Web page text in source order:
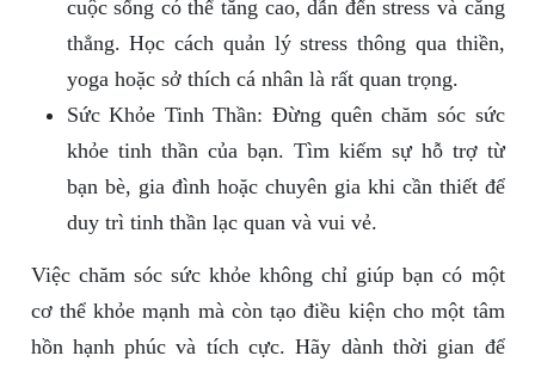
cuộc sống có thể tăng cao, dẫn đến stress và căng
thẳng. Học cách quản lý stress thông qua thiền,
yoga hoặc sở thích cá nhân là rất quan trọng.
Sức Khỏe Tinh Thần: Đừng quên chăm sóc sức
khỏe tinh thần của bạn. Tìm kiếm sự hỗ trợ từ
bạn bè, gia đình hoặc chuyên gia khi cần thiết để
duy trì tinh thần lạc quan và vui vẻ.
Việc chăm sóc sức khỏe không chỉ giúp bạn có một
cơ thể khỏe mạnh mà còn tạo điều kiện cho một tâm
hồn hạnh phúc và tích cực. Hãy dành thời gian để